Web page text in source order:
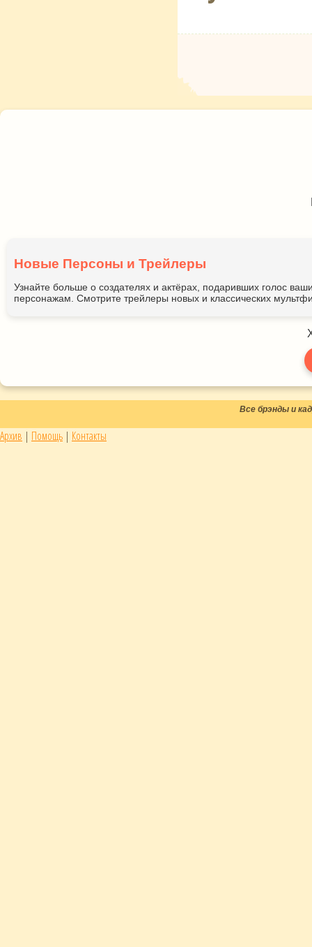
Новые Персоны и Трейлеры
Узнайте больше о создателях и актёрах, подаривших голос
персонажам. Смотрите трейлеры новых и классических
Все брэнды и
Архив | Помощь | Контакты